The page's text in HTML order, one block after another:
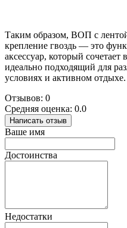
Таким образом, ВОП с
крепление гвоздь — это
аксессуар, который сочетает
идеально подходящий для
условиях и активном отдыхе.
Отзывов: 0
Средняя оценка: 0.0
Написать отзыв
Ваше имя
Достоинства
Недостатки